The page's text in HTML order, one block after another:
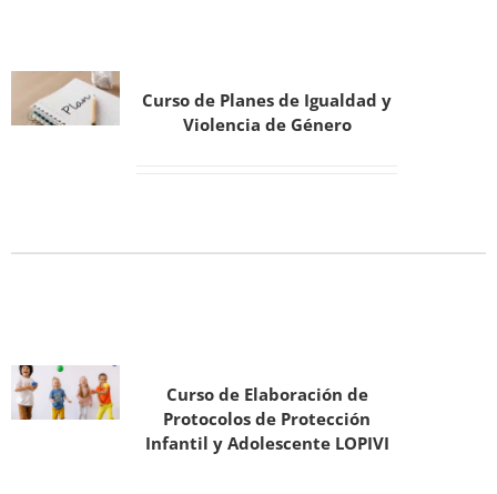
Curso de Planes de Igualdad y
Violencia de Género
Curso de Elaboración de
Protocolos de Protección
Infantil y Adolescente LOPIVI